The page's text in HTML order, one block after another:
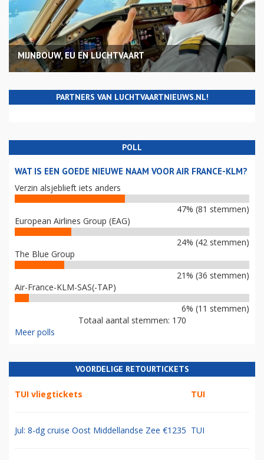
MIJNBOUW, EU EN LUCHTVAART
PARTNERS VAN LUCHTVAARTNIEUWS.NL!
POLL
WAT IS EEN GOEDE NIEUWE NAAM VOOR AIR FRANCE-KLM?
Verzin alsjeblieft iets anders
47% (81 stemmen)
European Airlines Group (EAG)
24% (42 stemmen)
The Blue Group
21% (36 stemmen)
Air-France-KLM-SAS(-TAP)
6% (11 stemmen)
Totaal aantal stemmen: 170
Meer polls
VOORDELIGE RETOURTICKETS
TUI vliegtickets TUI
Jul: 8-dg cruise Oost Middellandse Zee €1235 TUI